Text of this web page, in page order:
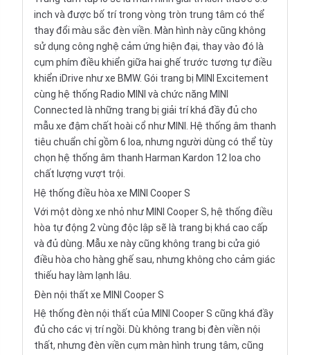
inch và được bố trí trong vòng tròn trung tâm có thể
thay đổi màu sắc đèn viền. Màn hình này cũng không
sử dụng công nghệ cảm ứng hiện đại, thay vào đó là
cụm phím điều khiển giữa hai ghế trước tương tự điều
khiển iDrive như xe BMW. Gói trang bị MINI Excitement
cùng hệ thống Radio MINI và chức năng MINI
Connected là những trang bị giải trí khá đầy đủ cho
mẫu xe đậm chất hoài cổ như MINI. Hệ thống âm thanh
tiêu chuẩn chỉ gồm 6 loa, nhưng người dùng có thể tùy
chọn hệ thống âm thanh Harman Kardon 12 loa cho
chất lượng vượt trội.
Hệ thống điều hòa xe MINI Cooper S
Với một dòng xe nhỏ như MINI Cooper S, hệ thống điều
hòa tự động 2 vùng độc lập sẽ là trang bị khá cao cấp
và đủ dùng. Mẫu xe này cũng không trang bi cửa gió
điều hòa cho hàng ghế sau, nhưng không cho cảm giác
thiếu hay làm lạnh lâu.
Đèn nội thất xe MINI Cooper S
Hệ thống đèn nội thất của MINI Cooper S cũng khá đầy
đủ cho các vị trí ngồi. Dù không trang bị đèn viền nội
thất, nhưng đèn viền cụm màn hình trung tâm, cũng